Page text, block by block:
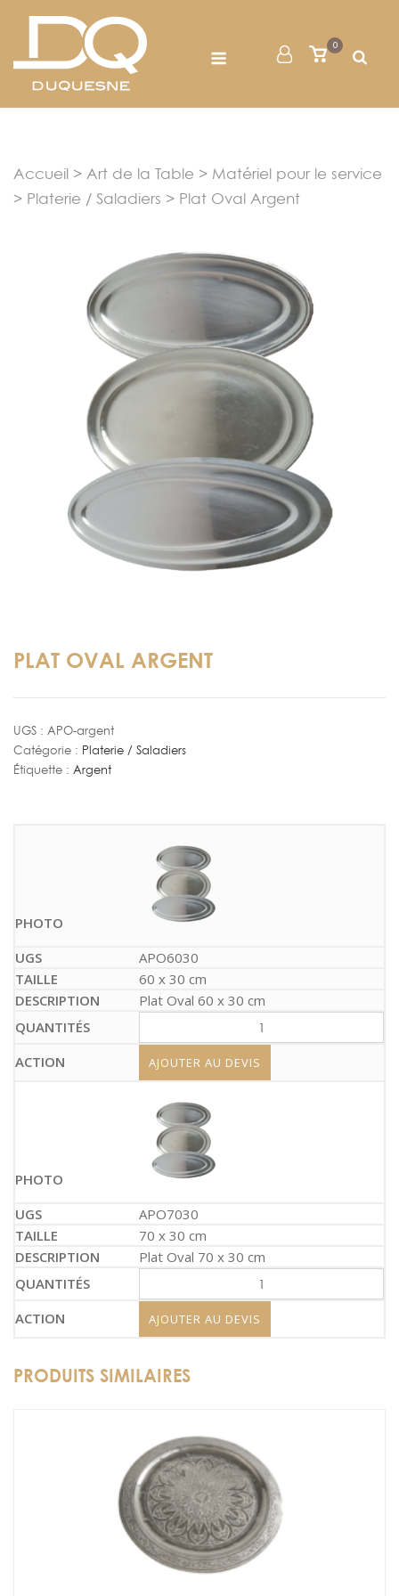
content
Mon
Voir
0
Accueil > Art de la Table > Matériel pour le service
> Platerie / Saladiers > Plat Oval Argent
PLAT OVAL ARGENT
UGS : APO-argent
Catégorie : Platerie / Saladiers
Étiquette : Argent
APO6030
60 x 30 cm
Plat Oval 60 x 30 cm
AJOUTER AU DEVIS
APO7030
70 x 30 cm
Plat Oval 70 x 30 cm
AJOUTER AU DEVIS
PRODUITS SIMILAIRES